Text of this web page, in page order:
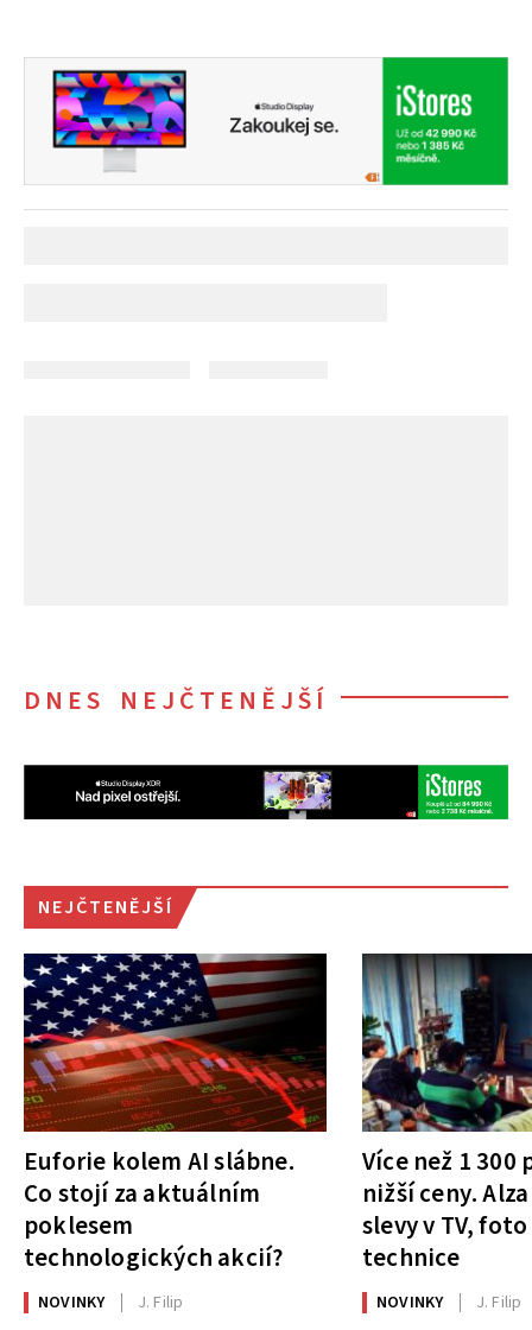
DNES NEJČTENĚJŠÍ
NEJČTENĚJŠÍ
Euforie kolem AI slábne.
Co stojí za aktuálním
poklesem
technologických akcií?
NOVINKY J. Filip
Více než 1
nižší ceny.
slevy v TV,
technice
NOVINKY J. Filip